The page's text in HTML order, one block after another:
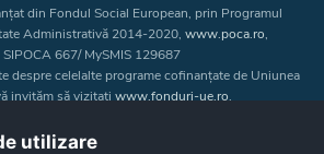
din Fondul Social European, prin Programul
Administrativă 2014-2020, www.poca.ro,
667/ MySMIS 129687
despre celelalte programe cofinanțate de Uniunea
invităm să vizitați www.fonduri-ue.ro.
Întreaga responsabilitate asupra
utilizare